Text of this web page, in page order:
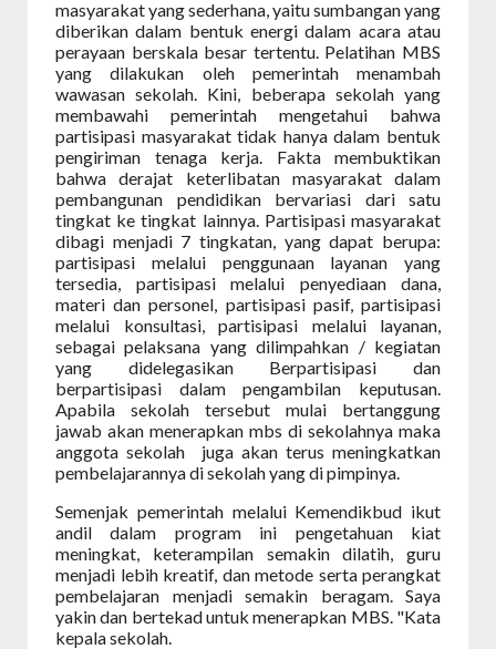
masyarakat yang sederhana, yaitu sumbangan yang
diberikan dalam bentuk energi dalam acara atau
perayaan berskala besar tertentu. Pelatihan MBS
yang dilakukan oleh pemerintah menambah
wawasan sekolah. Kini, beberapa sekolah yang
membawahi pemerintah mengetahui bahwa
partisipasi masyarakat tidak hanya dalam bentuk
pengiriman tenaga kerja. Fakta membuktikan
bahwa derajat keterlibatan masyarakat dalam
pembangunan pendidikan bervariasi dari satu
tingkat ke tingkat lainnya. Partisipasi masyarakat
dibagi menjadi 7 tingkatan, yang dapat berupa:
partisipasi melalui penggunaan layanan yang
tersedia, partisipasi melalui penyediaan dana,
materi dan personel, partisipasi pasif, partisipasi
melalui konsultasi, partisipasi melalui layanan,
sebagai pelaksana yang dilimpahkan / kegiatan
yang didelegasikan Berpartisipasi dan
berpartisipasi dalam pengambilan keputusan.
Apabila sekolah tersebut mulai bertanggung
jawab akan menerapkan mbs di sekolahnya maka
anggota sekolah
juga akan terus meningkatkan
pembelajarannya di sekolah yang di pimpinya.
Semenjak pemerintah melalui Kemendikbud ikut
andil dalam program ini pengetahuan kiat
meningkat, keterampilan semakin dilatih, guru
menjadi lebih kreatif, dan metode serta perangkat
pembelajaran menjadi semakin beragam. Saya
yakin dan bertekad untuk menerapkan MBS. "Kata
kepala sekolah.